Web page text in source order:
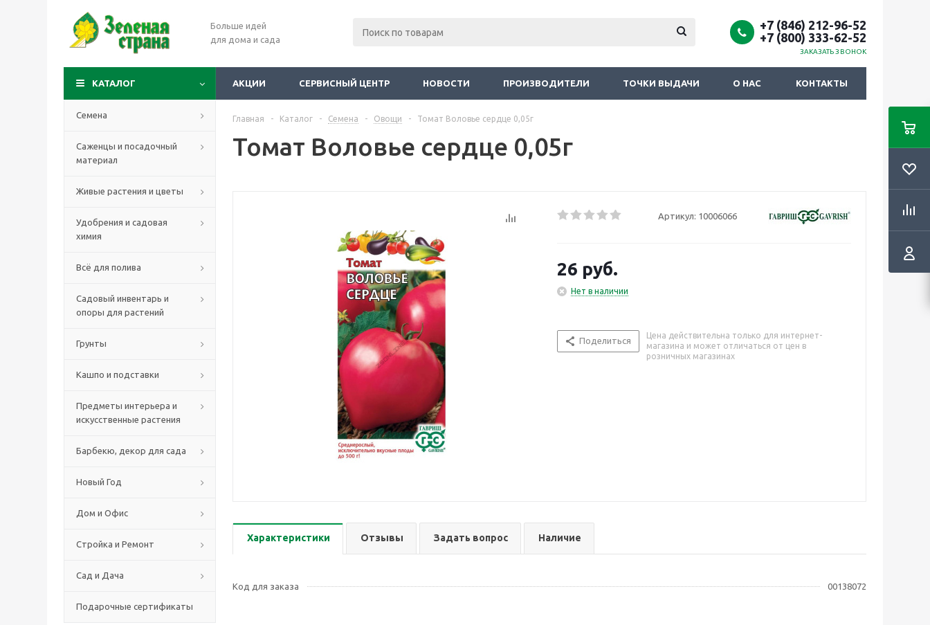
Больше идей
для дома и сада
+7 (846) 212-96-52
+7 (800) 333-62-52
ЗАКАЗАТЬ ЗВОНОК
КАТАЛОГ АКЦИИ СЕРВИСНЫЙ ЦЕНТР НОВОСТИ ПРОИЗВОДИТЕЛИ ТОЧКИ ВЫДАЧИ О НАС КОНТАКТЫ
Семена
Саженцы и посадочный
материал
Живые растения и цветы
Удобрения и садовая
химия
Всё для полива
Садовый инвентарь и
опоры для растений
Грунты
Кашпо и подставки
Предметы интерьера и
искусственные растения
Барбекю, декор для сада
Новый Год
Дом и Офис
Стройка и Ремонт
Сад и Дача
Подарочные сертификаты
Главная - Каталог - Семена - Овощи - Томат Воловье сердце 0,05г
Томат Воловье сердце 0,05г
Артикул: 10006066
26 руб.
Нет в наличии
Поделиться
Цена действительна только для интернет-
магазина и может отличаться от цен в
розничных магазинах
Характеристики Отзывы Задать вопрос Наличие
Код для заказа 00138072